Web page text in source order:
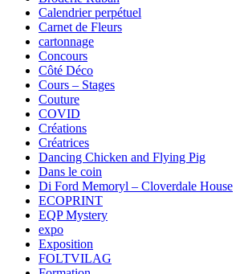
Calendrier perpétuel
Carnet de Fleurs
cartonnage
Concours
Côté Déco
Cours – Stages
Couture
COVID
Créations
Créatrices
Dancing Chicken and Flying Pig
Dans le coin
Di Ford Memoryl – Cloverdale House
ECOPRINT
EQP Mystery
expo
Exposition
FOLTVILAG